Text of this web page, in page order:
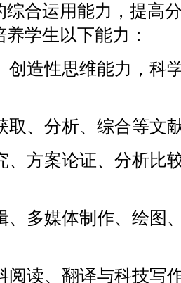
综合运用能力，提高
学生以下能力：
创造性思维能力，科
取、分析、综合等文
、方案论证、分析比
、多媒体制作、绘图
阅读、翻译与科技写